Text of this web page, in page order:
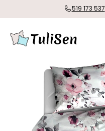
519 173 537